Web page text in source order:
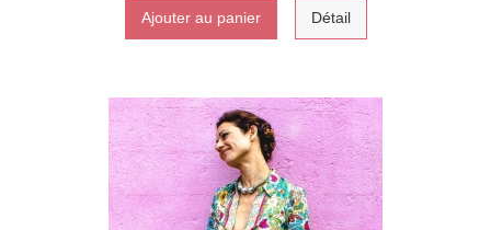
Ajouter au panier Détail